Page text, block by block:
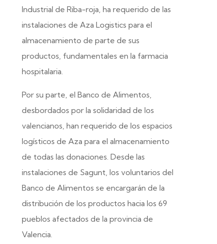
Industrial de Riba-roja, ha requerido de las
instalaciones de Aza Logistics para el
almacenamiento de parte de sus
productos, fundamentales en la farmacia
hospitalaria.
Por su parte, el Banco de Alimentos,
desbordados por la solidaridad de los
valencianos, han requerido de los espacios
logísticos de Aza para el almacenamiento
de todas las donaciones. Desde las
instalaciones de Sagunt, los voluntarios del
Banco de Alimentos se encargarán de la
distribución de los productos hacia los 69
pueblos afectados de la provincia de
Valencia.